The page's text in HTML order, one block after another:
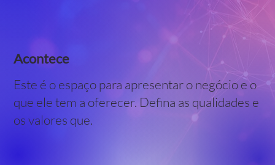
Acontece
Este é o espaço para apresentar o negócio e o
que ele tem a oferecer. Defina as qualidades e
os valores que.